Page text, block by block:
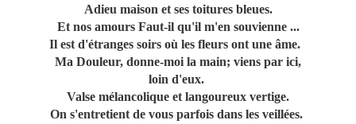
Adieu maison et ses toitures bleues.
Et nos amours Faut-il qu'il m'en souvienne ...
Il est d'étranges soirs où les fleurs ont une âme.
Ma Douleur, donne-moi la main; viens par ici,
loin d'eux.
Valse mélancolique et langoureux vertige.
On s'entretient de vous parfois dans les veillées.